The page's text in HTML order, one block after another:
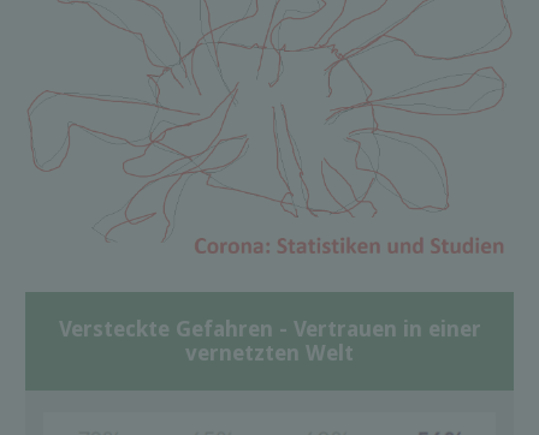
Versteckte Gefahren - Vertrauen in einer
vernetzten Welt